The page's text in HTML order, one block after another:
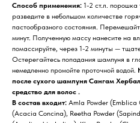
Способ применения: 1-2 ст.л. порошка
разведите в небольшом количестве
пастообразного состояния.
минут. Полученную массу нанесите на
помассируйте, через 1-2 минуты —
Остерегайтесь попадания шампуня в
немедленно промойте проточной водой.
после сухого шампуня Сангам
средство для волос .
В состав входит: Amla Powder
(Acacia Concina), Reetha Powder